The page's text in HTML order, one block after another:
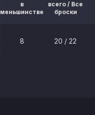
в
меньшинстве
всего / Все
броски
8 20 / 22